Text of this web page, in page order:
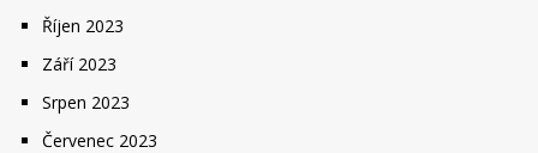
Říjen 2023
Září 2023
Srpen 2023
Červenec 2023